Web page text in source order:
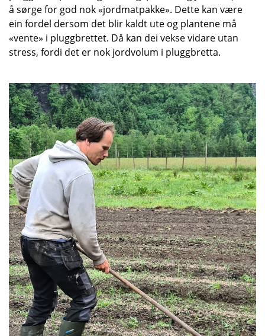
å sørge for god nok «jordmatpakke». Dette kan være
ein fordel dersom det blir kaldt ute og plantene må
«vente» i pluggbrettet. Då kan dei vekse vidare utan
stress, fordi det er nok jordvolum i pluggbretta.